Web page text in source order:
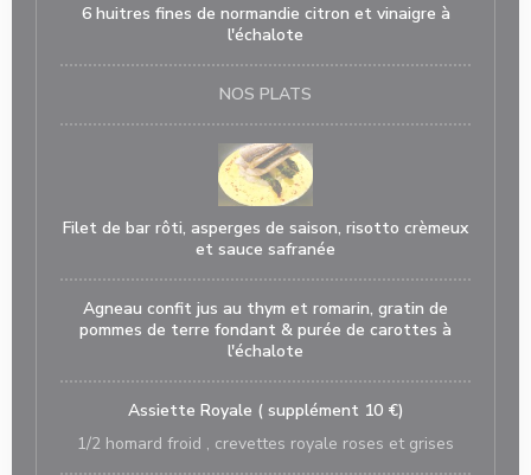
6 huitres fines de normandie citron et vinaigre à
l'échalote
NOS PLATS
Filet de bar rôti, asperges de saison, risotto crèmeux
et sauce safranée
Agneau confit jus au thym et romarin, gratin de
pommes de terre fondant & purée de carottes à
l'échalote
Assiette Royale ( supplément 10 €)
1/2 homard froid , crevettes royale roses et grises